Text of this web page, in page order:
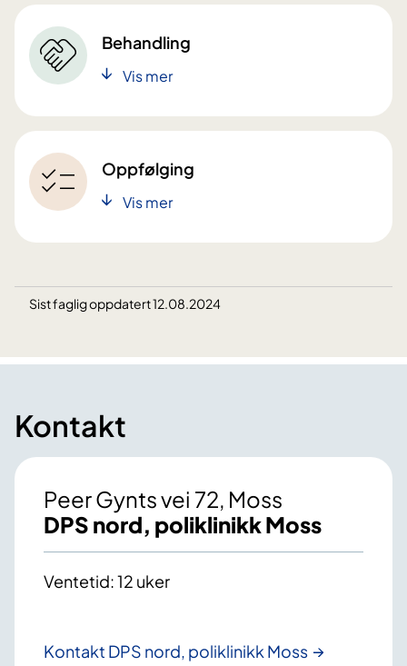
Behandling
Vis mer
Oppfølging
Vis mer
Sist faglig oppdatert 12.08.2024
Kontakt
Peer Gynts vei 72, Moss
DPS nord, poliklinikk Moss
Ventetid: 12 uker
Kontakt DPS nord, poliklinikk Moss